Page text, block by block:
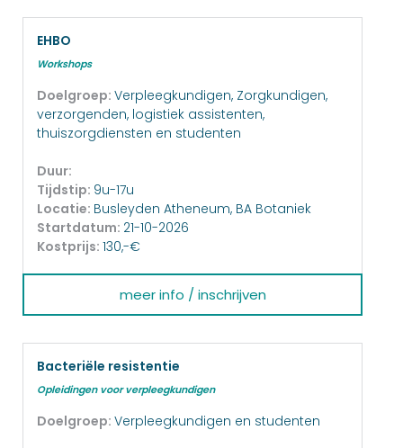
EHBO
Workshops
Doelgroep: Verpleegkundigen, Zorgkundigen,
verzorgenden, logistiek assistenten,
thuiszorgdiensten en studenten
Duur:
Tijdstip: 9u-17u
Locatie: Busleyden Atheneum, BA Botaniek
Startdatum: 21-10-2026
Kostprijs: 130,-€
meer info / inschrijven
Bacteriële resistentie
Opleidingen voor verpleegkundigen
Doelgroep: Verpleegkundigen en studenten